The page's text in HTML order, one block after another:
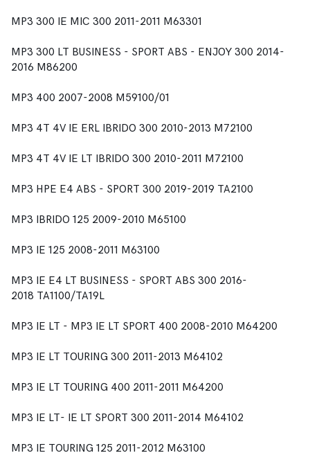
MP3 300 IE MIC 300 2011-2011 M63301
MP3 300 LT BUSINESS - SPORT ABS - ENJOY 300 2014-
2016 M86200
MP3 400 2007-2008 M59100/01
MP3 4T 4V IE ERL IBRIDO 300 2010-2013 M72100
MP3 4T 4V IE LT IBRIDO 300 2010-2011 M72100
MP3 HPE E4 ABS - SPORT 300 2019-2019 TA2100
MP3 IBRIDO 125 2009-2010 M65100
MP3 IE 125 2008-2011 M63100
MP3 IE E4 LT BUSINESS - SPORT ABS 300 2016-
2018 TA1100/TA19L
MP3 IE LT - MP3 IE LT SPORT 400 2008-2010 M64200
MP3 IE LT TOURING 300 2011-2013 M64102
MP3 IE LT TOURING 400 2011-2011 M64200
MP3 IE LT- IE LT SPORT 300 2011-2014 M64102
MP3 IE TOURING 125 2011-2012 M63100